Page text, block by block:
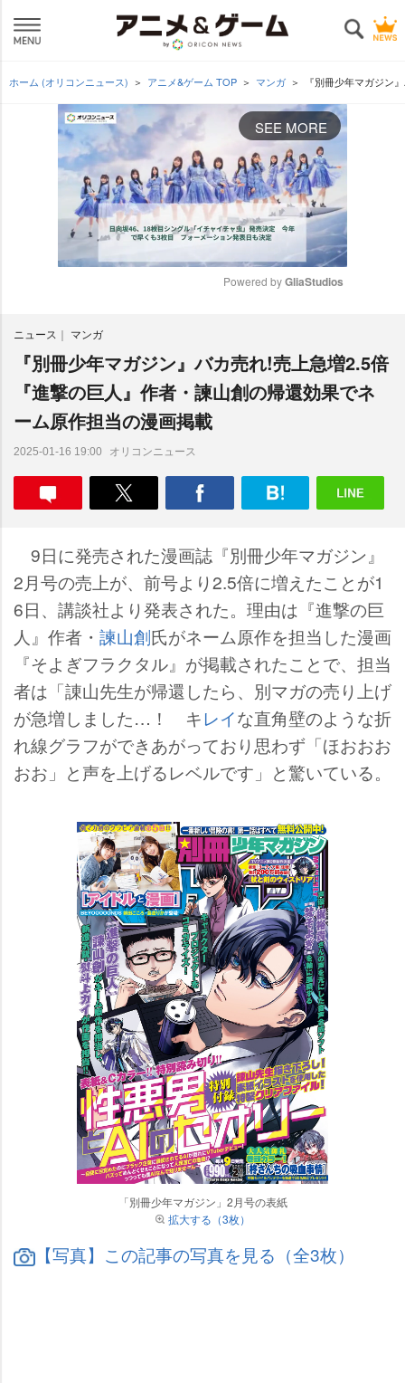
ホーム (オリコンニュース) アニメ&ゲーム TOP マンガ 『別冊少年マガジン
SEE MORE
e
Powered by GliaStudios
ニュース マンガ
『別冊少年マガジン』バカ売れ!売上急増2.5倍
『進撃の巨人』作者・諫山創の帰還効果でネ
ーム原作担当の漫画掲載
2025-01-16 19:00 オリコンニュース
9日に発売された漫画誌『別冊少年マガジン』
2月号の売上が、前号より2.5倍に増えたことが1
6日、講談社より発表された。理由は『進撃の巨
人』作者・ 諫山創氏がネーム原作を担当した漫画
『そよぎフラクタル』が掲載されたことで、担当
者は「諌山先生が帰還したら、別マガの売り上げ
が急増しました…！ キレイな直角壁のような折
れ線グラフができあがっており思わず「ほおおお
おお」と声を上げるレベルです」と驚いている。
「別冊少年マガジン」2月号の表紙
拡大する（3枚）
【写真】この記事の写真を見る（全3枚）